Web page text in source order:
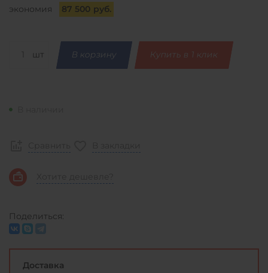
экономия 87 500 руб.
шт В корзину Купить в 1 клик
Поделиться:
Доставка